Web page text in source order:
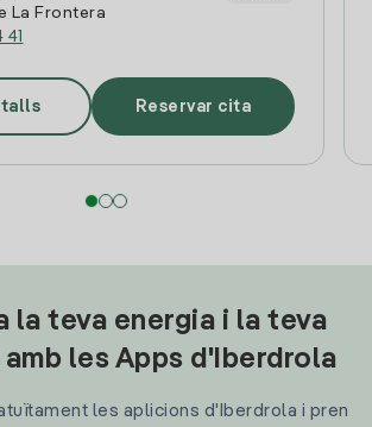
La Frontera
Reservar cita
la teva energia i la teva
les Apps d'Iberdrola
les aplicions d'Iberdrola i pren